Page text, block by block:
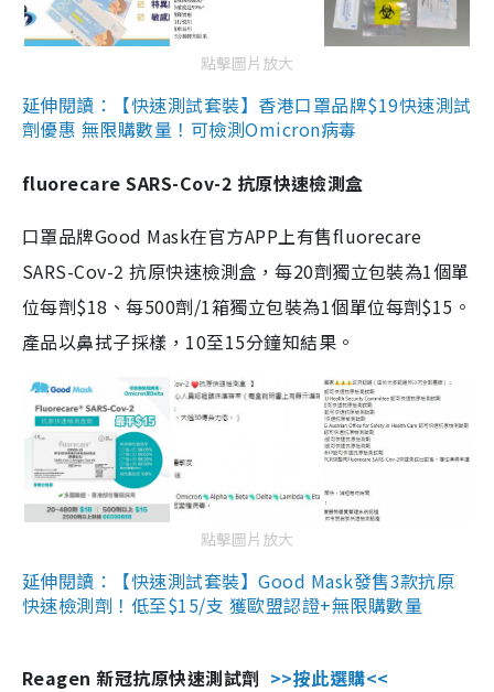
點擊圖片放大
延伸閱讀：【快速測試套裝】香港口罩品牌$19快速測試
劑優惠 無限購數量！可檢測Omicron病毒
fluorecare SARS-Cov-2 抗原快速檢測盒
口罩品牌Good Mask在官方APP上有售fluorecare
SARS-Cov-2 抗原快速檢測盒，每20劑獨立包裝為1個單
位每劑$18、每500劑/1箱獨立包裝為1個單位每劑$15。
產品以鼻拭子採樣，10至15分鐘知結果。
點擊圖片放大
延伸閱讀：【快速測試套裝】Good Mask發售3款抗原
快速檢測劑！低至$15/支 獲歐盟認證+無限購數量
Reagen 新冠抗原快速測試劑 >>按此選購<<